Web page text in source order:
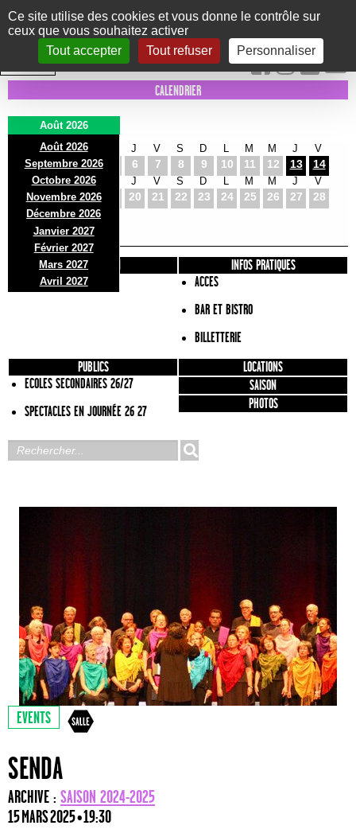
Panneau de gestion des cookies
Ce site utilise des cookies et vous donne le contrôle sur
ceux que vous souhaitez activer
Tout accepter
Tout refuser Personnaliser
Le Marni
CONCERTS DANSE/CIRQUE THÉÂTRE KIDS EXPOS EVENTS
INTRA MUROS
CALENDRIER
Août 2026
Août 2026
Septembre 2026
Octobre 2026
Novembre 2026
Décembre 2026
Janvier 2027
Février 2027
Mars 2027
Avril 2027
D
2
L
3
M
4
J
6
V
7
S
8
D
9 10
M
11
M
12
J
13
V
14
D
16
L
17
M
18
J
20
V
21
S
22
D
23 24
M
25
M
26
J
27
V
28
D
30
L
31
PRÉSENTATION
INFOS PRATIQUES
ACCES
BAR ET BISTRO
BILLETTERIE
PUBLICS
ECOLES SECONDAIRES 26/27
SPECTACLES EN JOURNÉE 26 27
LOCATIONS
SAISON
PHOTOS
EVENTS
SENDA
ARCHIVE : SAISON 2024-2025
15 MARS 2025 • 19:30